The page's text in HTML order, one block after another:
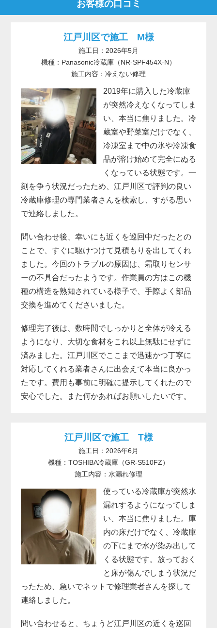
お客様の口コミ
江戸川区で施工 M様
施工日：2026年5月
機種：Panasonic冷蔵庫（NR-SPF454X-N）
施工内容：冷えない修理
2019年に購入した冷蔵庫
が突然冷えなくなってしま
い、本当に焦りました。冷
蔵室や野菜室だけでなく、
冷凍室まで中の氷や冷凍食
品が溶け始めて完全にぬる
くなっている状態です。一
刻を争う状況だったため、江戸川区で評判の良い
冷蔵庫修理の専門業者さんを検索し、すがる思い
で連絡しました。
問い合わせ後、幸いにも近くを巡回中だったとの
ことで、すぐに駆けつけて見積もりを出してくれ
ました。今回のトラブルの原因は、霜取りセンサ
ーの不具合だったようです。作業員の方はこの機
種の構造を熟知されている様子で、手際よく部品
交換を進めてくださいました。
修理完了後は、数時間でしっかりと全体が冷える
ようになり、大切な食材をこれ以上無駄にせずに
済みました。江戸川区でここまで迅速かつ丁寧に
対応してくれる業者さんに出会えて本当に良かっ
たです。費用も事前に明確に提示してくれたので
安心でした。また何かあればお願いしたいです。
江戸川区で施工 T様
施工日：2026年6月
機種：TOSHIBA冷蔵庫（GR-S510FZ）
施工内容：水漏れ修理
使っている冷蔵庫が突然水
漏れするようになってしま
い、本当に焦りました。庫
内の床だけでなく、冷蔵庫
の下にまで水が染み出して
くる状態です。放っておく
と床が傷んでしまう状況だ
ったため、急いでネットで修理業者さんを探して
連絡しました。
問い合わせると、ちょうど江戸川区の近くを巡回